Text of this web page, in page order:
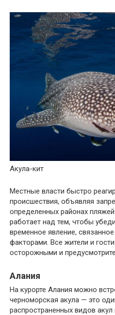
Акула-кит
Местные власти быстро
происшествия, объявляя
определенных районах
работает над тем, чтобы
временное явление,
факторами. Все жители и
осторожными и
Алания
На курорте Алания можно
черноморская акула — это
распространенных видов